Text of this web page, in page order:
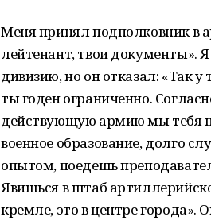
Меня принял подполковник в
лейтенант, твои документы».
дивизию, но он отказал: «Так у
ты годен ограниченно.
действующую армию мы тебя
военное образование, долго
опытом, поедешь
Явишься в штаб
кремле, это в центре города».